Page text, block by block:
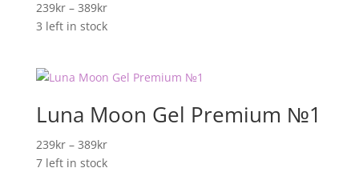
239kr – 389krPrisområde:
239kr
3 left in stock
Luna Moon Gel Premium №1
239kr – 389krPrisområde:
239kr
7 left in stock